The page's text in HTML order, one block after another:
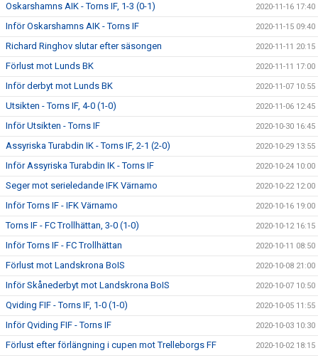
Oskarshamns AIK - Torns IF, 1-3 (0-1) 2020-11-16 17:40
Inför Oskarshamns AIK - Torns IF 2020-11-15 09:40
Richard Ringhov slutar efter säsongen 2020-11-11 20:15
Förlust mot Lunds BK 2020-11-11 17:00
Inför derbyt mot Lunds BK 2020-11-07 10:55
Utsikten - Torns IF, 4-0 (1-0) 2020-11-06 12:45
Inför Utsikten - Torns IF 2020-10-30 16:45
Assyriska Turabdin IK - Torns IF, 2-1 (2-0) 2020-10-29 13:55
Inför Assyriska Turabdin IK - Torns IF 2020-10-24 10:00
Seger mot serieledande IFK Värnamo 2020-10-22 12:00
Inför Torns IF - IFK Värnamo 2020-10-16 19:00
Torns IF - FC Trollhättan, 3-0 (1-0) 2020-10-12 16:15
Inför Torns IF - FC Trollhättan 2020-10-11 08:50
Förlust mot Landskrona BoIS 2020-10-08 21:00
Inför Skånederbyt mot Landskrona BoIS 2020-10-07 10:50
Qviding FIF - Torns IF, 1-0 (1-0) 2020-10-05 11:55
Inför Qviding FIF - Torns IF 2020-10-03 10:30
Förlust efter förlängning i cupen mot Trelleborgs FF 2020-10-02 18:15